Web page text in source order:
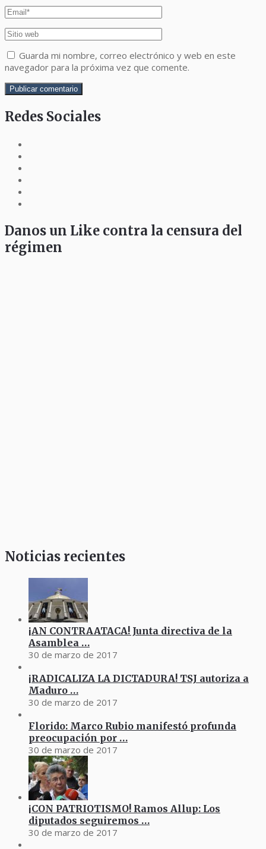
Guarda mi nombre, correo electrónico y web en este
navegador para la próxima vez que comente.
Redes Sociales
Danos un Like contra la censura del
régimen
Noticias recientes
¡AN CONTRAATACA! Junta directiva de la
Asamblea …
30 de marzo de 2017
¡RADICALIZA LA DICTADURA! TSJ autoriza a
Maduro …
30 de marzo de 2017
Florido: Marco Rubio manifestó profunda
preocupación por …
30 de marzo de 2017
¡CON PATRIOTISMO! Ramos Allup: Los
diputados seguiremos …
30 de marzo de 2017